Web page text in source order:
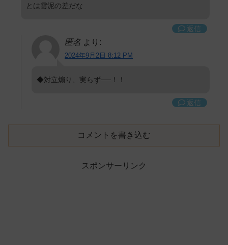
とは雲泥の差だな
返信
匿名 より:
2024年9月2日 8:12 PM
◆対立煽り、実らず──！！
返信
コメントを書き込む
スポンサーリンク